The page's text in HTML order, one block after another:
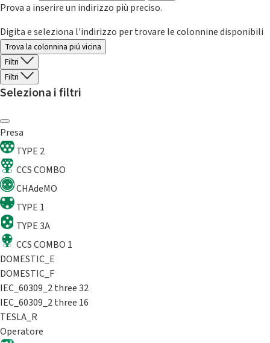
Prova a inserire un indirizzo più preciso.
Digita e seleziona l'indirizzo per trovare le colonnine disponibili
Trova la colonnina piú vicina
Filtri
Filtri
Seleziona i filtri
Presa
TYPE 2
CCS COMBO
CHAdeMO
TYPE 1
TYPE 3A
CCS COMBO 1
DOMESTIC_E
DOMESTIC_F
IEC_60309_2 three 32
IEC_60309_2 three 16
TESLA_R
Operatore